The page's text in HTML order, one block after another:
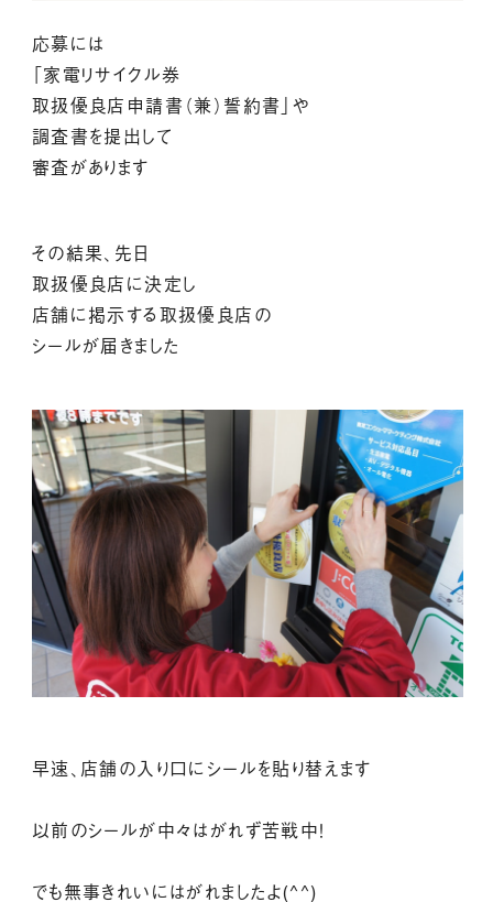
応募には
「家電リサイクル券
取扱優良店申請書（兼）誓約書」や
調査書を提出して
審査があります
その結果、先日
取扱優良店に決定し
店舗に掲示する取扱優良店の
シールが届きました
早速、店舗の入り口にシールを貼り替えます
以前のシールが中々はがれず苦戦中！
でも無事きれいにはがれましたよ(^^)